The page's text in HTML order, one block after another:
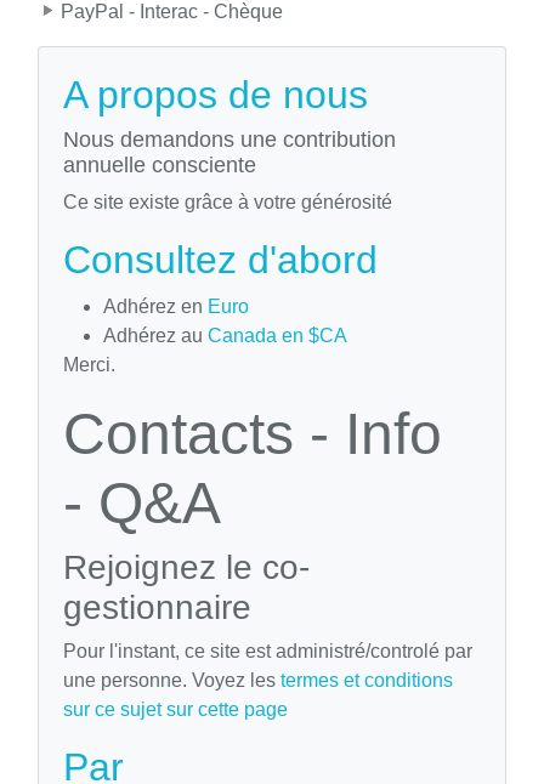
PayPal - Interac - Chèque
A propos de nous
Nous demandons une contribution
annuelle consciente
Ce site existe grâce à votre générosité
Consultez d'abord
Adhérez en Euro
Adhérez au Canada en $CA
Merci.
Contacts - Info
- Q&A
Rejoignez le co-
gestionnaire
Pour l'instant, ce site est administré/controlé par
une personne. Voyez les termes et conditions
sur ce sujet sur cette page
Par